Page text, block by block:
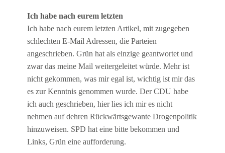
Ich habe nach eurem letzten
Ich habe nach eurem letzten Artikel, mit zugegeben
schlechten E-Mail Adressen, die Parteien
angeschrieben. Grün hat als einzige geantwortet und
zwar das meine Mail weitergeleitet würde. Mehr ist
nicht gekommen, was mir egal ist, wichtig ist mir das
es zur Kenntnis genommen wurde. Der CDU habe
ich auch geschrieben, hier lies ich mir es nicht
nehmen auf dehren Rückwärtsgewante Drogenpolitik
hinzuweisen. SPD hat eine bitte bekommen und
Links, Grün eine aufforderung.